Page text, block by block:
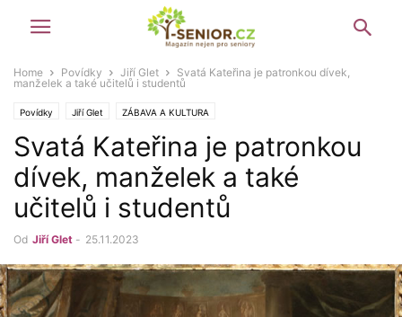
Home Povídky Jiří Glet
Svatá Kateřina je patronkou dívek,
manželek a také učitelů i studentů
Povídky Jiří Glet ZÁBAVA A KULTURA
Svatá Kateřina je patronkou
dívek, manželek a také
učitelů i studentů
Od Jiří Glet - 25.11.2023